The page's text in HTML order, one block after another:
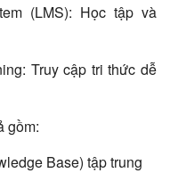
(LMS): Học tập và
Truy cập tri thức dễ
gồm:
Base) tập trung